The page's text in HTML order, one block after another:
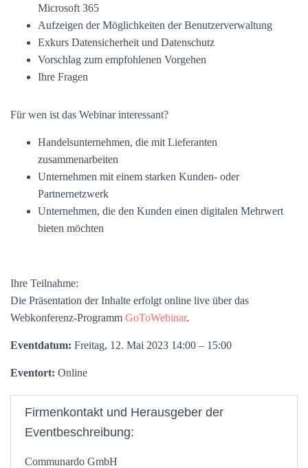
Microsoft 365
Aufzeigen der Möglichkeiten der Benutzerverwaltung
Exkurs Datensicherheit und Datenschutz
Vorschlag zum empfohlenen Vorgehen
Ihre Fragen
Für wen ist das Webinar interessant?
Handelsunternehmen, die mit Lieferanten
zusammenarbeiten
Unternehmen mit einem starken Kunden- oder
Partnernetzwerk
Unternehmen, die den Kunden einen digitalen Mehrwert
bieten möchten
Ihre Teilnahme:
Die Präsentation der Inhalte erfolgt online live über das
Webkonferenz-Programm GoToWebinar.
Eventdatum: Freitag, 12. Mai 2023 14:00 – 15:00
Eventort: Online
Firmenkontakt und Herausgeber der
Eventbeschreibung:
Communardo GmbH